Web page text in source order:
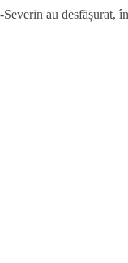
au desfășurat,